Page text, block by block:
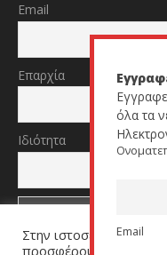
Email
Επαρχία
Ιδιότητα
Στην ιστοσελίδα μας
προσφέρουμε μία
όλα τα
Email